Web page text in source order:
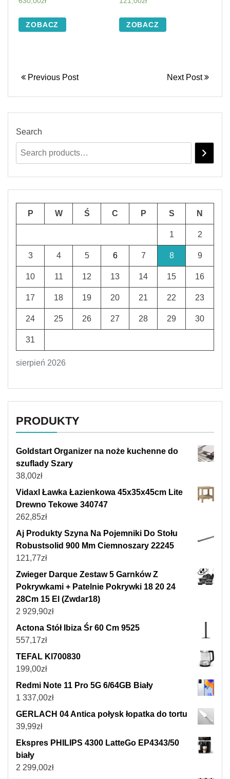
ZOBACZ ZOBACZ
Previous Post Next Post
Search
sierpień 2026
P W Ś C P S N
1 2
3 4 5 6 7 8 9
10 11 12 13 14 15 16
17 18 19 20 21 22 23
24 25 26 27 28 29 30
31
PRODUKTY
Goldstart Organizer na noże kuchenne do
szuflady Szary
38,00zł
Vidaxl Ławka Łazienkowa 45x35x45cm Lite
Drewno Tekowe 340747
262,85zł
Aj Produkty Szyna Na Pojemniki Do Stołu
Robustsolid 900 Mm Ciemnoszary 22245
121,77zł
Zwieger Darque Zestaw 5 Garnków Z
Pokrywkami + Patelnie Pokrywki 18 20 24
28Cm 15 El (Zwdar18)
2 929,90zł
Actona Stół Ibiza Śr 60 Cm 9525
557,17zł
TEFAL KI700830
199,00zł
Redmi Note 11 Pro 5G 6/64GB Biały
1 337,00zł
GERLACH 04 Antica połysk łopatka do tortu
39,99zł
Ekspres PHILIPS 4300 LatteGo EP4343/50
biały
2 299,00zł